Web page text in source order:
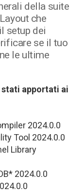
della suite
che
setup dei
se il tuo
le ultime
apportati ai
2024.0.0
Tool 2024.0.0
Library
2024.0.0